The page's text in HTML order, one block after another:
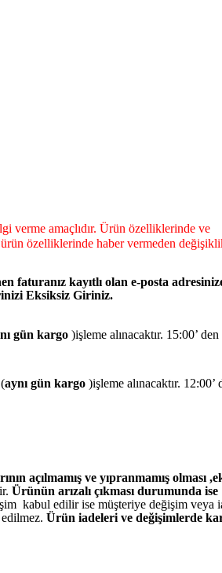
verme amaçlıdır. Ürün özelliklerinde ve
özelliklerinde haber vermeden
faturanız kayıtlı olan e-posta
Eksiksiz Giriniz.
gün kargo )işleme alınacaktır. 15:00’ den
aynı gün kargo )işleme alınacaktır. 12:00’
açılmamış ve yıpranmamış olması
Ürünün arızalı çıkması durumunda ise
kabul edilir ise müşteriye değişim veya
Ürün iadeleri ve değişimlerde